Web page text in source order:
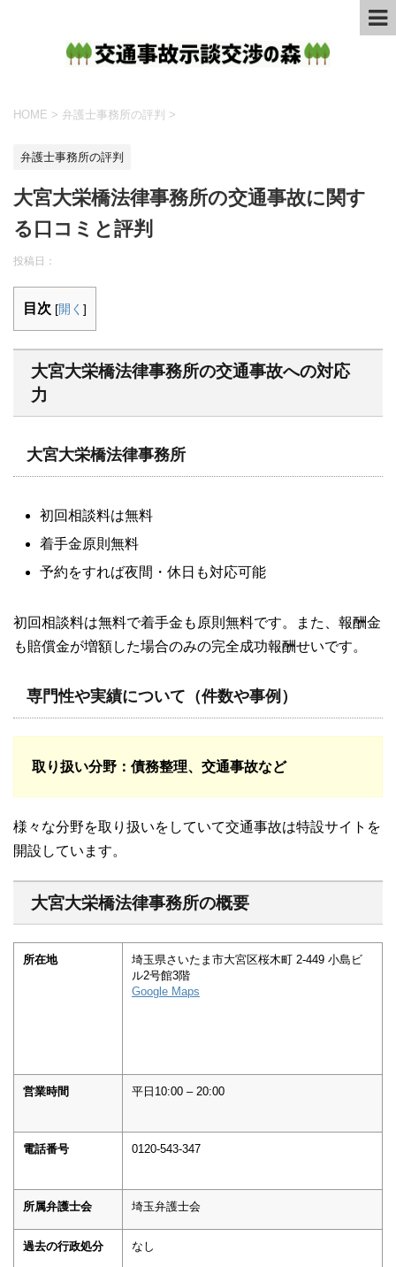
HOME > 弁護士事務所の評判 >
弁護士事務所の評判
大宮大栄橋法律事務所の交通事故に関す
る口コミと評判
投稿日：
目次 [開く ]
大宮大栄橋法律事務所の交通事故への対応
力
大宮大栄橋法律事務所
初回相談料は無料
着手金原則無料
予約をすれば夜間・休日も対応可能
初回相談料は無料で着手金も原則無料です。また、報酬金
も賠償金が増額した場合のみの完全成功報酬せいです。
専門性や実績について（件数や事例）
取り扱い分野 ：債務整理、交通事故など
様々な分野を取り扱いをしていて交通事故は特設サイトを
開設しています。
大宮大栄橋法律事務所の概要
所在地
埼玉県さいたま市大宮区桜木町 2-449 小島ビ
ル2号館3階
Google Maps
営業時間 平日10:00 – 20:00
電話番号 0120-543-347
所属弁護士会 埼玉弁護士会
過去の行政処分 なし